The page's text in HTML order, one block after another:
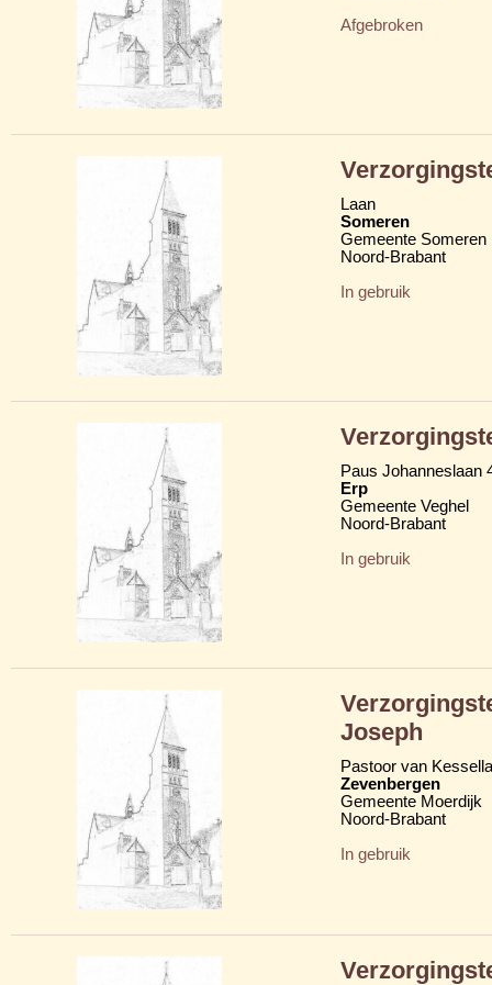
Afgebroken
Laan
Someren
Gemeente Someren
Noord-Brabant
In gebruik
Paus Johanneslaan
Erp
Gemeente Veghel
Noord-Brabant
In gebruik
Joseph
Pastoor van
Zevenbergen
Gemeente Moerdijk
Noord-Brabant
In gebruik